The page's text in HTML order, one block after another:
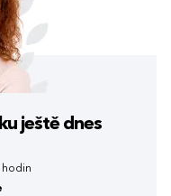
ještě dnes
hodin